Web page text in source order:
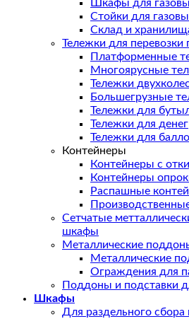
Шкафы для
Стойки для
Склад и
Тележки для перевозки
Платформенные
Многоярусные
Тележки
Большегрузные
Тележки для
Тележки для денег
Тележки для
Контейнеры
Контейнеры с
Контейнеры
Распашные
Сетчатые
шкафы
Металлические
Металлические
Ограждения для
Поддоны и подставки
Шкафы
Для раздельного сбора